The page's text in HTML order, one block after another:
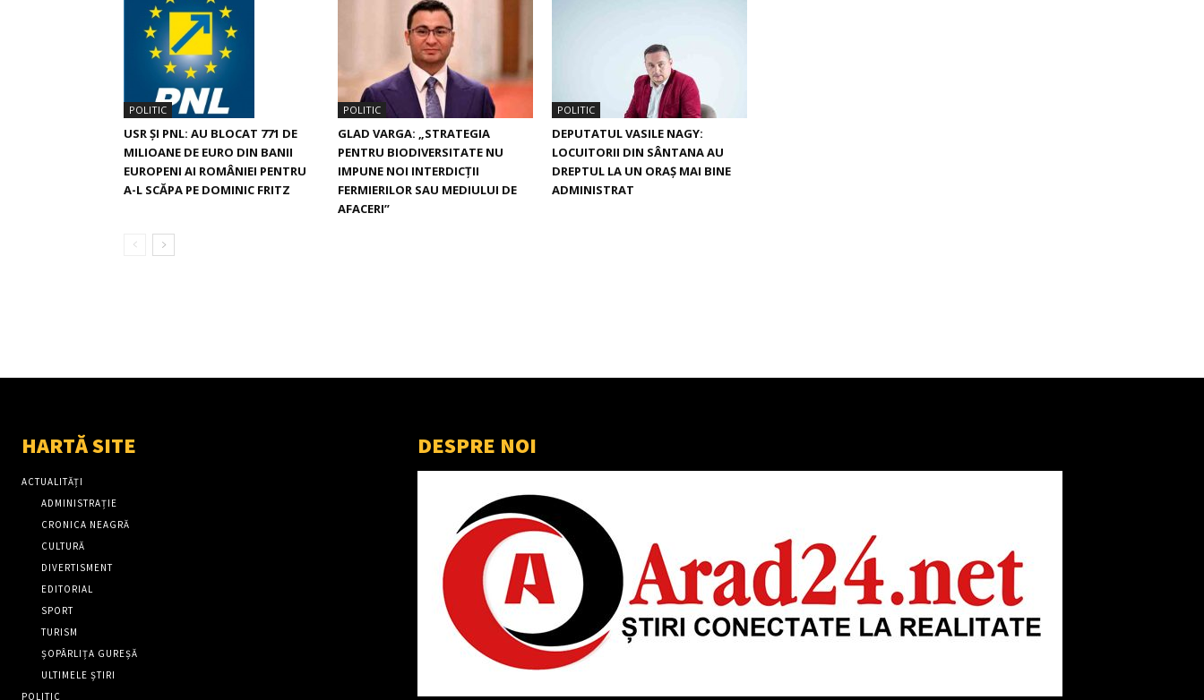
POLITIC
USR ȘI PNL: AU BLOCAT 771 DE
MILIOANE DE EURO DIN BANII
EUROPENI AI ROMÂNIEI PENTRU
A-L SCĂPA PE DOMINIC FRITZ
POLITIC
GLAD VARGA: „STRATEGIA
PENTRU BIODIVERSITATE NU
IMPUNE NOI INTERDICȚII
FERMIERILOR SAU MEDIULUI DE
AFACERI”
POLITIC
DEPUTATUL VASILE NAGY:
LOCUITORII DIN SÂNTANA AU
DREPTUL LA UN ORAȘ MAI BINE
ADMINISTRAT
HARTĂ SITE
ACTUALITĂȚI
ADMINISTRAȚIE
CRONICA NEAGRĂ
CULTURĂ
DIVERTISMENT
EDITORIAL
SPORT
TURISM
ȘOPÂRLIȚA GUREȘĂ
ULTIMELE ȘTIRI
POLITIC
DESPRE NOI